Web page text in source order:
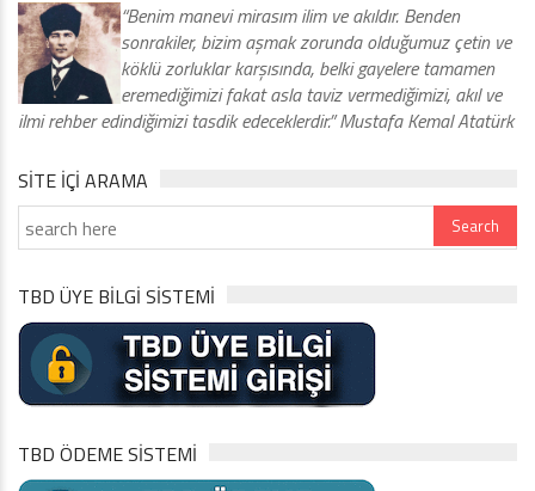
“Benim manevi mirasım ilim ve akıldır. Benden
sonrakiler, bizim aşmak zorunda olduğumuz çetin ve
köklü zorluklar karşısında, belki gayelere tamamen
eremediğimizi fakat asla taviz vermediğimizi, akıl ve
ilmi rehber edindiğimizi tasdik edeceklerdir.” Mustafa Kemal Atatürk
SITE IÇI ARAMA
TBD ÜYE BİLGİ SİSTEMİ
TBD ÖDEME SİSTEMİ